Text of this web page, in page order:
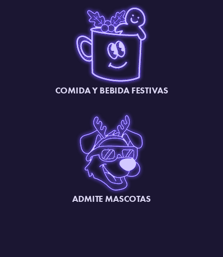
COMIDA Y BEBIDA FESTIVAS
ADMITE MASCOTAS